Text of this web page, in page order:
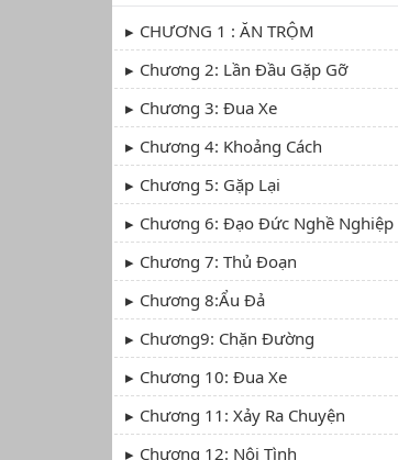
CHƯƠNG 1 : ĂN TRỘM
Chương 2: Lần Đầu Gặp Gỡ
Chương 3: Đua Xe
Chương 4: Khoảng Cách
Chương 5: Gặp Lại
Chương 6: Đạo Đức Nghề Nghiệp
Chương 7: Thủ Đoạn
Chương 8:Ẩu Đả
Chương9: Chặn Đường
Chương 10: Đua Xe
Chương 11: Xảy Ra Chuyện
Chương 12: Nội Tình